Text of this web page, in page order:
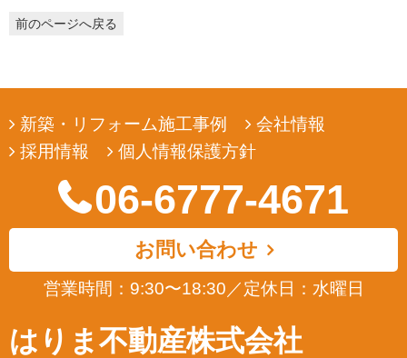
3. 個人情報の利用
4. 個人情報の開示
弊社は、ユーザーの皆様から提供していただいた個人情報を、正
当な理由のある場合を除き、その同意なくして第三者に開示若し
くは提供することはありません。また、その場合においても、正
当な理由がない限り、個人情報が第三者から更に開示、提供若し
くは漏洩されることのないよう努めます。
弊社は、ユーザーの皆様が提供された個人情報の確認、訂正など
り、合理的な範囲で、そのご希望に対応致します。
前のページへ戻る
新築・リフォーム施工事例
会社情報
採用情報
個人情報保護方針
06-6777-4671
お問い合わせ
営業時間：9:30〜18:30／定休日：水曜日
はりま不動産株式会社